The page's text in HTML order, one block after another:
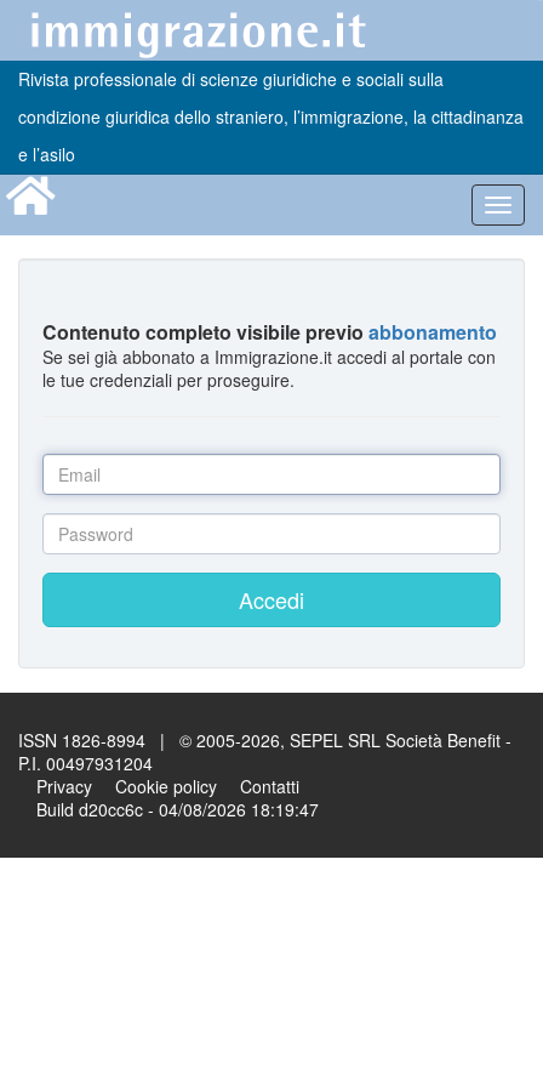
Rivista professionale di scienze giuridiche e sociali sulla
condizione giuridica dello straniero, l’immigrazione, la cittadinanza
e l’asilo
Contenuto completo visibile previo abbonamento
Se sei già abbonato a Immigrazione.it accedi al portale con
le tue credenziali per proseguire.
Accedi
ISSN 1826-8994 | © 2005-2026, SEPEL SRL Società Benefit -
P.I. 00497931204
Privacy
Cookie policy
Contatti
Build d20cc6c - 04/08/2026 18:19:47